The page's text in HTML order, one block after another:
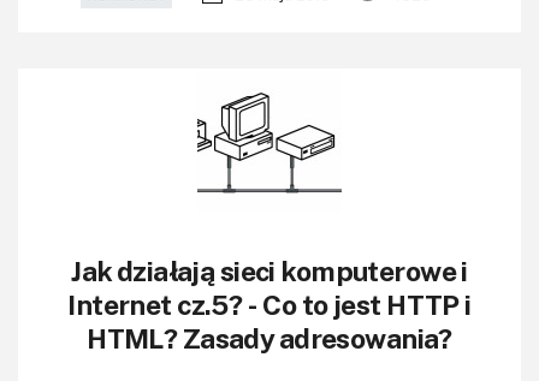
Jak działają sieci komputerowe i
Internet cz.5? - Co to jest HTTP i
HTML? Zasady adresowania?